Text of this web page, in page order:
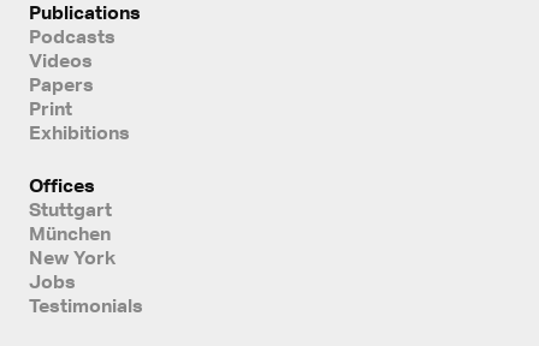
Publications
Podcasts
Videos
Papers
Print
Exhibitions
Offices
Stuttgart
München
New York
Jobs
Testimonials